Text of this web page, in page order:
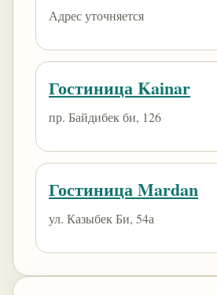
Адрес уточняется
Гостиница Kainar
пр. Байдибек би, 126
Гостиница Mardan
ул. Казыбек Би, 54а